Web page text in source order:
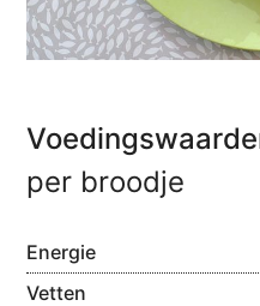
per broodje
Energie
Vetten